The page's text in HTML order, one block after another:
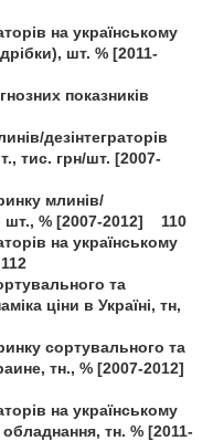
на українському
шт. % [2011-
показників
дезінтеграторів
тис. грн/шт. [2007-
млинів/
шт., % [2007-2012] 110
на українському
та
ціни в Україні, тн,
сортувального та
тн., % [2007-2012]
на українському
тн. % [2011-